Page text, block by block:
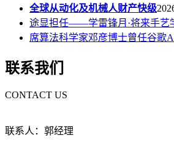
全球从动化及机械人财产快级
途显担任——学雷锋月·将来手艺
席算法科学家邓彦博士曾任谷歌
联系我们
CONTACT US
联系人：郭经理